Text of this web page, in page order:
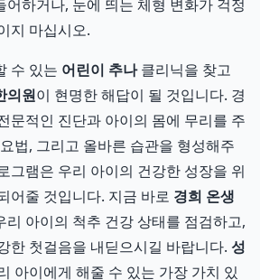
어하거나, 눈에 띄는 체형 변화가 걱정
지 마십시오.
수 있는 어린이 추나클리닉을 찾고
의원이 현명한 해답이 될 것입니다. 경
문적인 진단과 아이의 몸에 무리를 주
법, 그리고 올바른 습관을 형성해주
그램은 우리 아이의 건강한 성장을 위
어줄 것입니다. 지금 바로 경희 온생
리 아이의 척추 건강 상태를 점검하고,
한 첫걸음을 내딛으시길 바랍니다. 성
아이에게 해줄 수 있는 가장 가치 있